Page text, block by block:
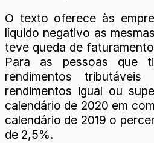
O texto oferece às
líquido negativo as
teve queda de
Para as pessoas que
rendimentos
rendimentos igual ou
calendário de 2020 em
calendário de 2019 o
de 2,5%.